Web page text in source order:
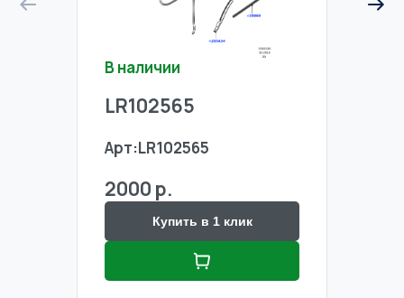
В наличии
LR102565
Арт:LR102565
2000 р.
Купить в 1 клик